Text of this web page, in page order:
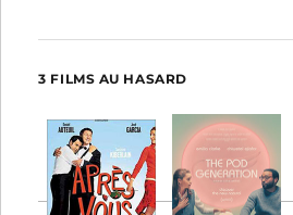
3 FILMS AU HASARD